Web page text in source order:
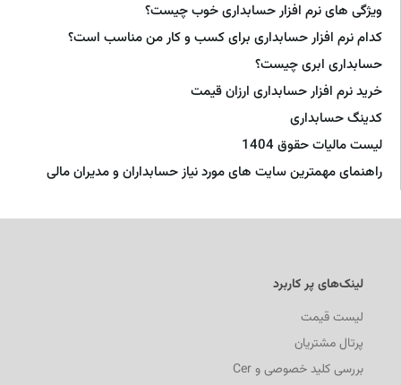
ویژگی های نرم افزار حسابداری خوب چیست؟
کدام نرم افزار حسابداری برای کسب و کار من مناسب است؟
حسابداری ابری چیست؟
خرید نرم افزار حسابداری ارزان قیمت
کدینگ حسابداری
لیست مالیات حقوق 1404
راهنمای مهمترین سایت های مورد نیاز حسابداران و مدیران مالی
لینک‌های پر کاربرد
لیست قیمت
پرتال مشتریان
بررسی کلید خصوصی و Cer